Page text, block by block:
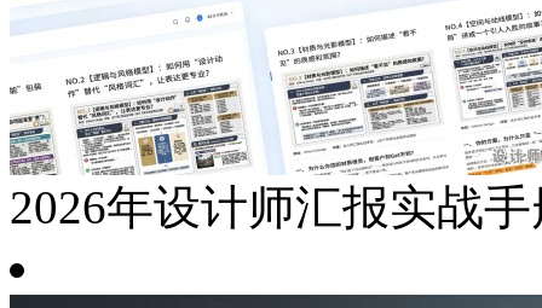
2026年设计师汇报实战